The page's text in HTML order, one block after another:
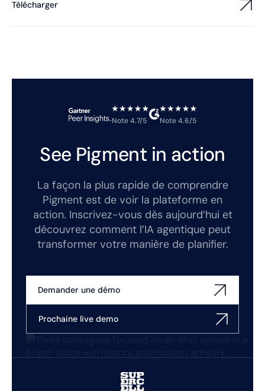
Télécharger
Note 4.7/5 Note 4.6/5
See Pigment in action
La façon la plus rapide de comprendre
Pigment est de voir la plateforme en
action. Inscrivez-vous dès aujourd’hui et
découvrez comment l’IA agentique peut
transformer votre manière de planifier.
Demander une démo
Prochaine live demo